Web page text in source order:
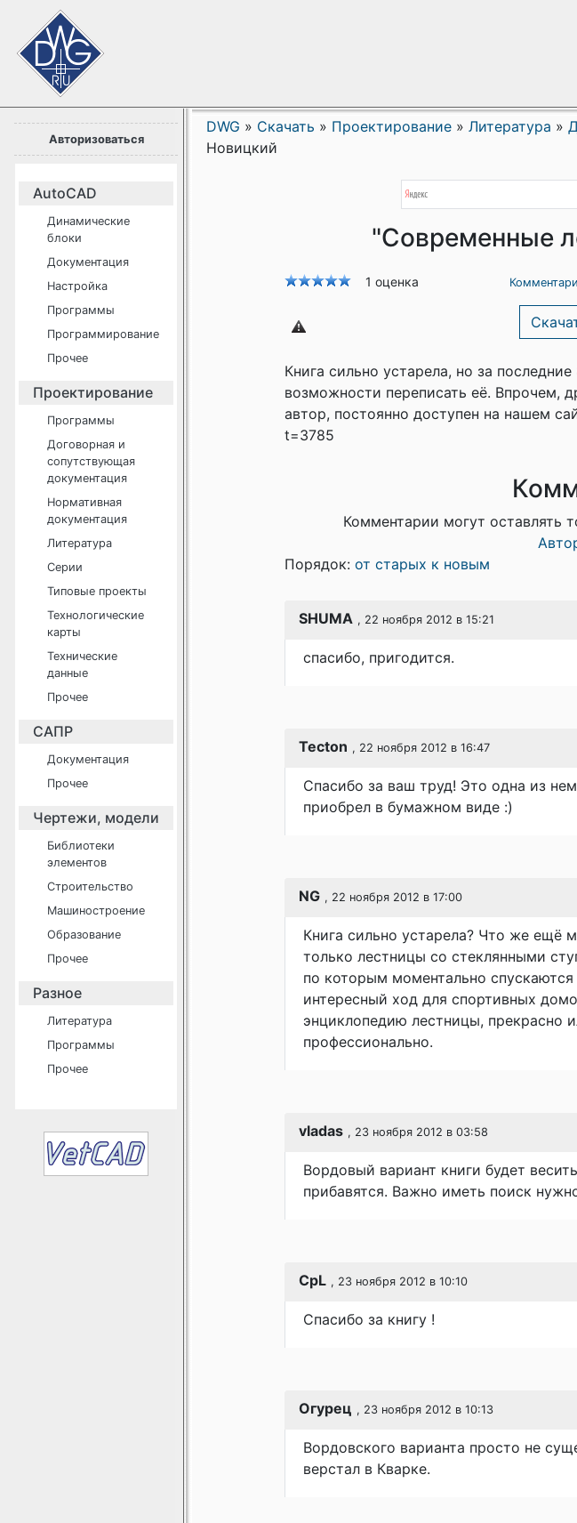
Авторизоваться
AutoCAD
Динамические
блоки
Документация
Настройка
Программы
Программирование
Прочее
Проектирование
Программы
Договорная и
сопутствующая
документация
Нормативная
документация
Литература
Серии
Типовые проекты
Технологические
карты
Технические
данные
Прочее
САПР
Документация
Прочее
Чертежи, модели
Библиотеки
элементов
Строительство
Машиностроение
Образование
Прочее
Разное
Литература
Программы
Прочее
DWG » Скачать » Проектирование » Литература »
Новицкий
"Современные
1 оценка
Книга сильно устарела, но за
возможности переписать её. Впрочем,
автор, постоянно доступен на нашем
t=3785
Комментарии могут оставлять
Порядок: от старых к новым
SHUMA , 22 ноября 2012 в 15:21
спасибо, пригодится.
Tecton , 22 ноября 2012 в 16:47
Спасибо за ваш труд! Это одна из
приобрел в бумажном виде :)
NG , 22 ноября 2012 в 17:00
Книга сильно устарела? Что же ещё
только лестницы со стеклянными
по которым моментально
интересный ход для спортивных
энциклопедию лестницы, прекрасно
профессионально.
vladas , 23 ноября 2012 в 03:58
Вордовый вариант книги будет
прибавятся. Важно иметь поиск
CpL , 23 ноября 2012 в 10:10
Спасибо за книгу !
Огурец , 23 ноября 2012 в 10:13
Вордовского варианта просто не
верстал в Кварке.